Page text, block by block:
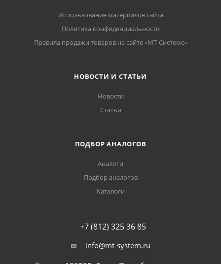
Использование материалов сайта
Политика конфиденциальности
Правила продажи товаров на сайте «МТ-Системс»
НОВОСТИ И СТАТЬИ
Новости
Статьи
ПОДБОР АНАЛОГОВ
Аналоги
Подбор аналогов
Каталоги
+7 (812) 325 36 85
info@mt-system.ru